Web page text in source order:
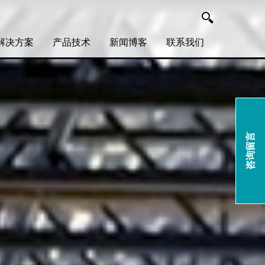
决方案 产品技术 新闻博客 联系我们
咨询留言